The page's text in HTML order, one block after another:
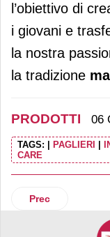
l’obiettivo di
i giovani e
la nostra
la tradizione
PRODOTTI 06
TAGS: PAGLIERI
CARE
Articolo
Prec